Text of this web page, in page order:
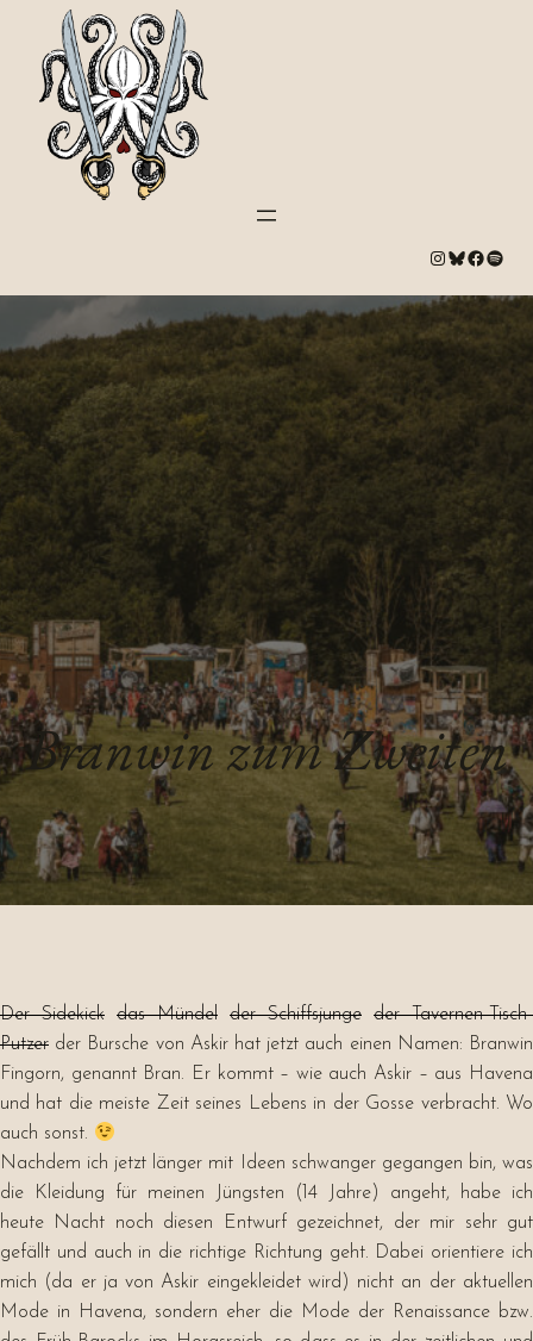
# Bluesky # Spotify
Branwin zum Zweiten
Der Sidekick das Mündel der Schiffsjunge
der Tavernen-Tisch-
Putzer der Bursche von Askir hat jetzt auch einen Namen: Branwin
Fingorn, genannt Bran. Er kommt – wie auch Askir – aus Havena
und hat die meiste Zeit seines Lebens in der Gosse verbracht. Wo
auch sonst.
Nachdem ich jetzt länger mit Ideen schwanger gegangen bin, was
die Kleidung für meinen Jüngsten (14 Jahre) angeht, habe ich
heute Nacht noch diesen Entwurf gezeichnet, der mir sehr gut
gefällt und auch in die richtige Richtung geht. Dabei orientiere ich
mich (da er ja von Askir eingekleidet wird) nicht an der aktuellen
Mode in Havena, sondern eher die Mode der Renaissance bzw.